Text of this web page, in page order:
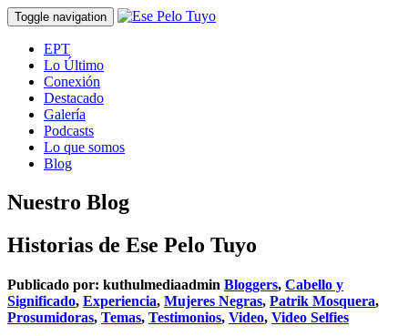
Toggle navigation
EPT
Lo Último
Conexión
Destacado
Galería
Podcasts
Lo que somos
Blog
Nuestro Blog
Historias de Ese Pelo Tuyo
Publicado por: kuthulmediaadmin Bloggers, Cabello y
Significado, Experiencia, Mujeres Negras, Patrik Mosquera,
Prosumidoras, Temas, Testimonios, Video, Video Selfies